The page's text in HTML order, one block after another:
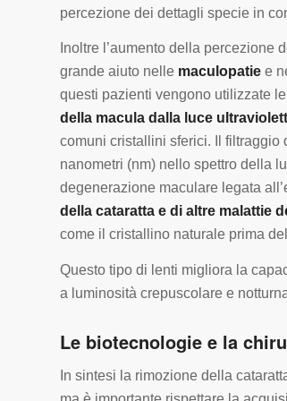
percezione dei dettagli specie in
Inoltre l’aumento della
grande aiuto nelle maculopatie e
questi pazienti vengono utilizzate
della macula dalla luce
comuni cristallini sferici. Il
nanometri (nm) nello spettro della
degenerazione maculare legata
della cataratta e di altre malattie
come il cristallino naturale prima
Questo tipo di lenti migliora la
a luminosità crepuscolare e
Le biotecnologie e la
In sintesi la rimozione della